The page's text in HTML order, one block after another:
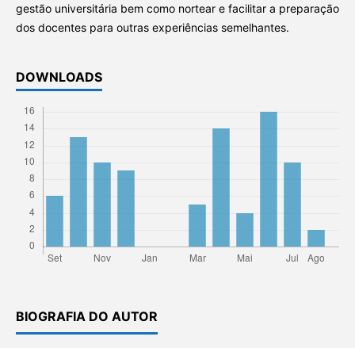
gestão universitária bem como nortear e facilitar a preparação
dos docentes para outras experiências semelhantes.
DOWNLOADS
BIOGRAFIA DO AUTOR